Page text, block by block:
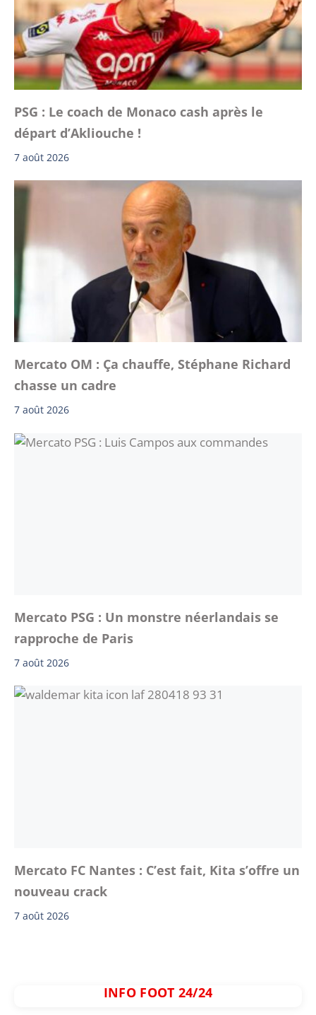
PSG : Le coach de Monaco cash après le
départ d’Akliouche !
7 août 2026
Mercato OM : Ça chauffe, Stéphane Richard
chasse un cadre
7 août 2026
Mercato PSG : Un monstre néerlandais se
rapproche de Paris
7 août 2026
Mercato FC Nantes : C’est fait, Kita s’offre un
nouveau crack
7 août 2026
INFO FOOT 24/24